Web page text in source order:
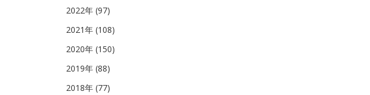
2022年 (97)
2021年 (108)
2020年 (150)
2019年 (88)
2018年 (77)